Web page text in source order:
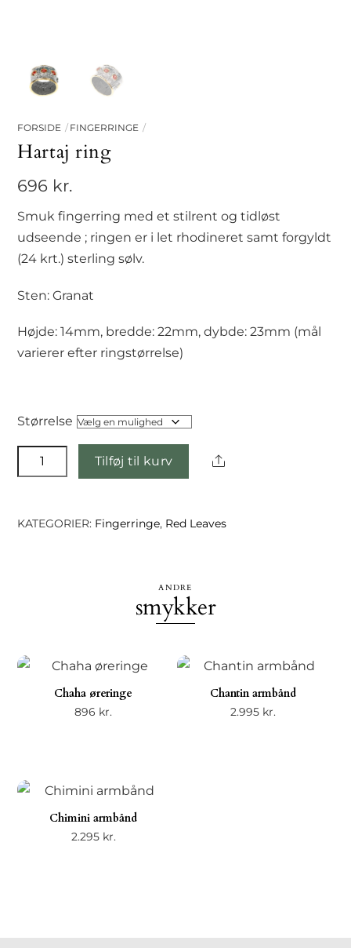
FORSIDE FINGERRINGE
Hartaj ring
696 kr.
Smuk fingerring med et stilrent og tidløst
udseende ; ringen er i let rhodineret samt forgyldt
(24 krt.) sterling sølv.
Sten: Granat
Højde: 14mm, bredde: 22mm, dybde: 23mm (mål
varierer efter ringstørrelse)
Størrelse
Hartaj
ring
Tilføj til kurv Share
KATEGORIER: Fingerringe, Red Leaves
ANDRE
smykker
Chaha øreringe
896 kr.
Chantin armbånd
2.995 kr.
Chimini armbånd
2.295 kr.